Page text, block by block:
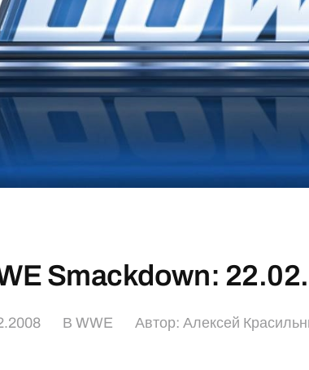
Smackdown:
ВWWE Автор:Алексей